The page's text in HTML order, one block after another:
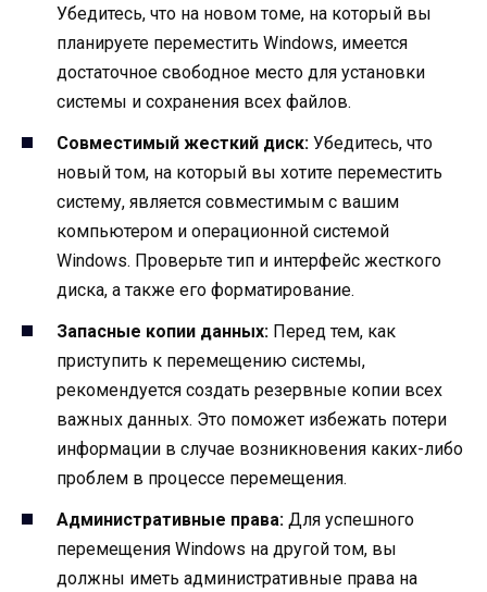
Убедитесь, что на новом томе, на который вы
планируете переместить Windows, имеется
достаточное свободное место для установки
системы и сохранения всех файлов.
Совместимый жесткий диск: Убедитесь, что
новый том, на который вы хотите переместить
систему, является совместимым с вашим
компьютером и операционной системой
Windows. Проверьте тип и интерфейс жесткого
диска, а также его форматирование.
Запасные копии данных: Перед тем, как
приступить к перемещению системы,
рекомендуется создать резервные копии всех
важных данных. Это поможет избежать потери
информации в случае возникновения каких-либо
проблем в процессе перемещения.
Административные права: Для успешного
перемещения Windows на другой том, вы
должны иметь административные права на